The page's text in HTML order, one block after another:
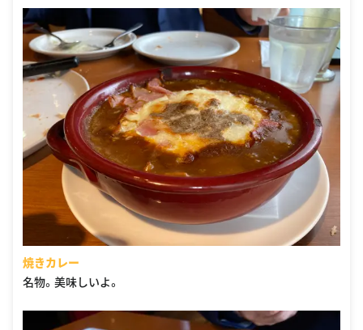
焼きカレー
名物。美味しいよ。